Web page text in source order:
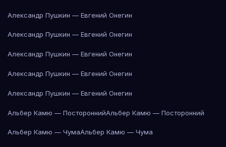
Александр Пушкин — Евгений Онегин
Александр Пушкин — Евгений Онегин
Александр Пушкин — Евгений Онегин
Александр Пушкин — Евгений Онегин
Александр Пушкин — Евгений Онегин
Альбер Камю — ПостороннийАльбер Камю — Посторонний
Альбер Камю — ЧумаАльбер Камю — Чума